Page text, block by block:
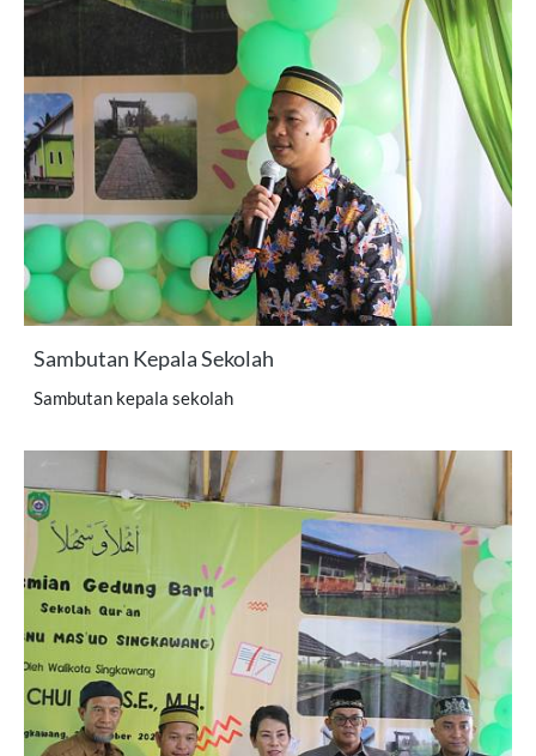
Sambutan Kepala Sekolah
Sambutan kepala sekolah